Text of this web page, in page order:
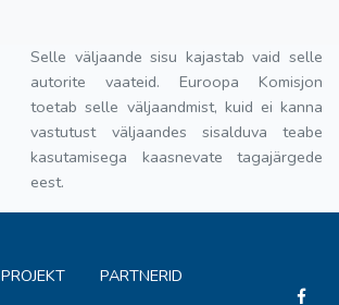
Selle väljaande sisu kajastab vaid selle
autorite vaateid. Euroopa Komisjon
toetab selle väljaandmist, kuid ei kanna
vastutust väljaandes sisalduva teabe
kasutamisega kaasnevate tagajärgede
eest.
PROJEKT PARTNERID